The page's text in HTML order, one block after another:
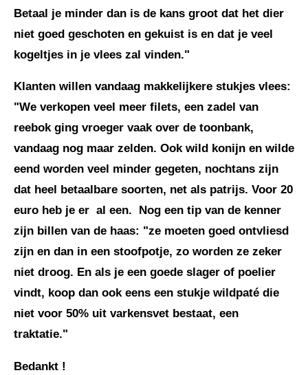
Betaal je minder dan is de kans groot dat het dier
niet goed geschoten en gekuist is en dat je veel
kogeltjes in je vlees zal vinden."
Klanten willen vandaag makkelijkere stukjes vlees:
"We verkopen veel meer filets, een zadel van
reebok ging vroeger vaak over de toonbank,
vandaag nog maar zelden. Ook wild konijn en wilde
eend worden veel minder gegeten, nochtans zijn
dat heel betaalbare soorten, net als patrijs. Voor 20
euro heb je er al een. Nog een tip van de kenner
zijn billen van de haas: "ze moeten goed ontvliesd
zijn en dan in een stoofpotje, zo worden ze zeker
niet droog. En als je een goede slager of poelier
vindt, koop dan ook eens een stukje wildpaté die
niet voor 50% uit varkensvet bestaat, een
traktatie."
Bedankt !